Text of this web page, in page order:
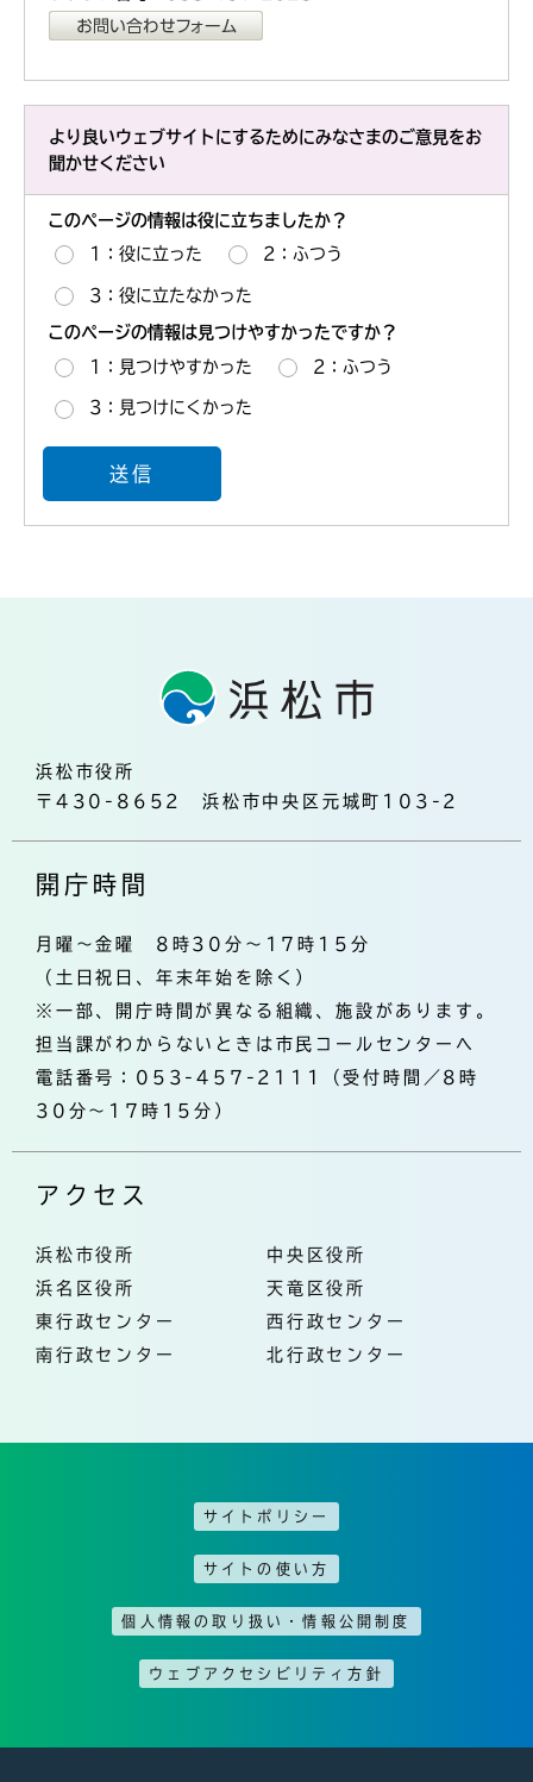
より良いウェブサイトにするためにみなさまのご意見をお
聞かせください
このページの情報は役に立ちましたか？
1：役に立った 2：ふつう
3：役に立たなかった
このページの情報は見つけやすかったですか？
1：見つけやすかった 2：ふつう
3：見つけにくかった
浜松市役所
〒430-8652 浜松市中央区元城町103-2
開庁時間
月曜～金曜 8時30分～17時15分
（土日祝日、年末年始を除く）
※一部、開庁時間が異なる組織、施設があります。
担当課がわからないときは市民コールセンターへ
電話番号：053-457-2111（受付時間／8時
30分～17時15分）
アクセス
浜松市役所
中央区役所
浜名区役所
天竜区役所
東行政センター
西行政センター
南行政センター
北行政センター
サイトポリシー
サイトの使い方
個人情報の取り扱い・情報公開制度
ウェブアクセシビリティ方針